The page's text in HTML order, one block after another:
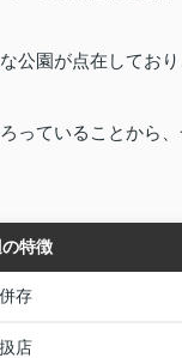
公園が点在してお
っていることから
特徴
存
店